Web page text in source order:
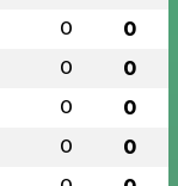
0 0
0 0
0 0
0 0